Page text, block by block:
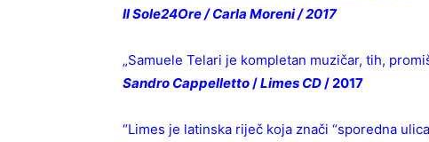
Il Sole24Ore / Carla Moreni / 2017
„Samuele Telari je kompletan muzičar, tih,
Sandro Cappelletto /Limes CD / 2017
“Limes je latinska riječ koja znači “sporedna